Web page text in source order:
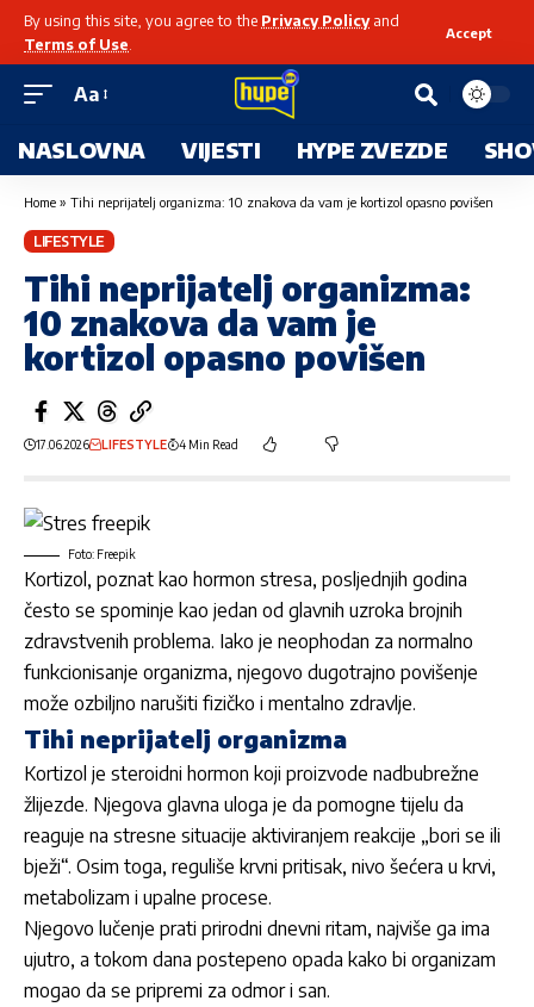
By using this site, you agree to the Privacy Policyand
Terms of Use
Accept
Aa
NASLOVNA VIJESTI HYPE ZVEZDE
Home » Tihi neprijatelj organizma: 10 znakova da vam je kortizol opasno povišen
LIFESTYLE
Tihi neprijatelj organizma:
10 znakova da vam je
kortizol opasno povišen
17.06.2026 LIFESTYLE 4 Min Read
Foto: Freepik
Kortizol, poznat kao hormon stresa, posljednjih godina
često se spominje kao jedan od glavnih uzroka brojnih
zdravstvenih problema. Iako je neophodan za normalno
funkcionisanje organizma, njegovo dugotrajno povišenje
može ozbiljno narušiti fizičko i mentalno zdravlje.
Tihi neprijatelj organizma
Kortizol je steroidni hormon koji proizvode nadbubrežne
žlijezde. Njegova glavna uloga je da pomogne tijelu da
reaguje na stresne situacije aktiviranjem reakcije „bori se ili
bježi“. Osim toga, reguliše krvni pritisak, nivo šećera u krvi,
metabolizam i upalne procese.
Njegovo lučenje prati prirodni dnevni ritam, najviše ga ima
ujutro, a tokom dana postepeno opada kako bi organizam
mogao da se pripremi za odmor i san.